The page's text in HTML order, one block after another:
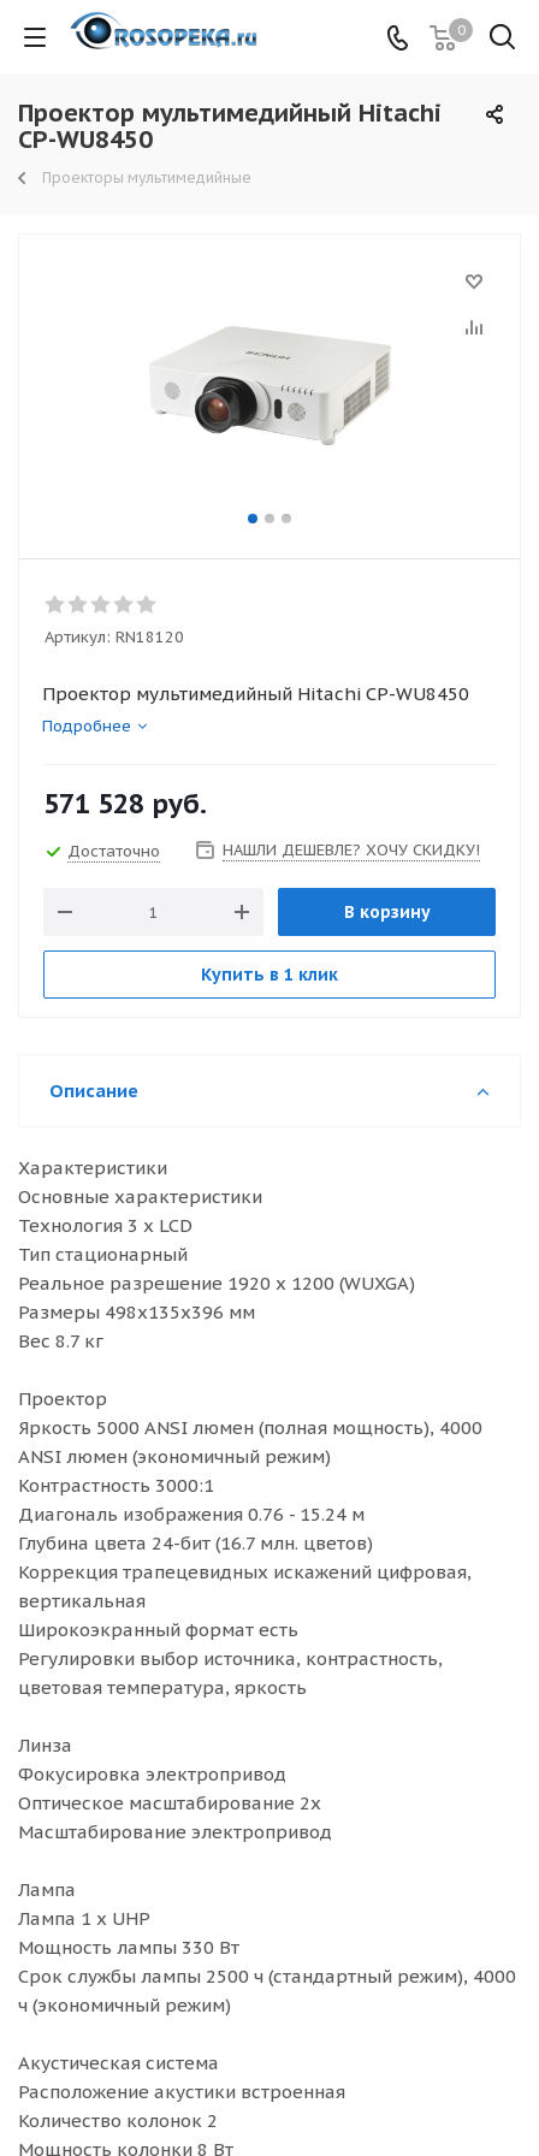
0
Проектор мультимедийный Hitachi
CP-WU8450
Проекторы мультимедийные
Артикул: RN18120
Проектор мультимедийный Hitachi CP-WU8450
Подробнее
571 528 руб.
Достаточно НАШЛИ ДЕШЕВЛЕ? ХОЧУ СКИДКУ!
В корзину
Купить в 1 клик
Описание
Характеристики
Основные характеристики
Технология 3 x LCD
Тип стационарный
Реальное разрешение 1920 x 1200 (WUXGA)
Размеры 498x135x396 мм
Вес 8.7 кг
Проектор
Яркость 5000 ANSI люмен (полная мощность), 4000
ANSI люмен (экономичный режим)
Контрастность 3000:1
Диагональ изображения 0.76 - 15.24 м
Глубина цвета 24-бит (16.7 млн. цветов)
Коррекция трапецевидных искажений цифровая,
вертикальная
Широкоэкранный формат есть
Регулировки выбор источника, контрастность,
цветовая температура, яркость
Линза
Фокусировка электропривод
Оптическое масштабирование 2x
Масштабирование электропривод
Лампа
Лампа 1 x UHP
Мощность лампы 330 Вт
Срок службы лампы 2500 ч (стандартный режим), 4000
ч (экономичный режим)
Акустическая система
Расположение акустики встроенная
Количество колонок 2
Мощность колонки 8 Вт